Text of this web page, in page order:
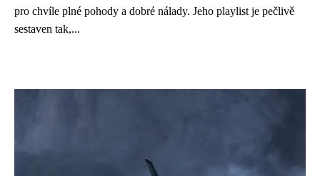
pro chvíle plné pohody a dobré nálady. Jeho playlist je pečlivě
sestaven tak,...